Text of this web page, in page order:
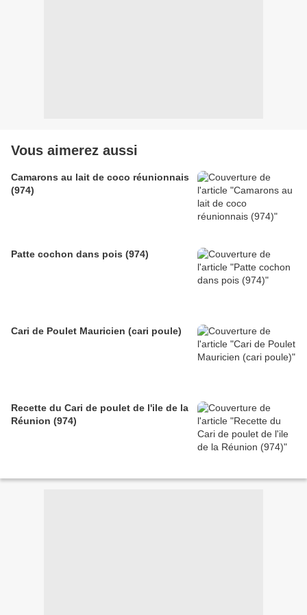
Vous aimerez aussi
Camarons au lait de coco réunionnais
(974)
Patte cochon dans pois (974)
Cari de Poulet Mauricien (cari poule)
Recette du Cari de poulet de l'ile de la
Réunion (974)